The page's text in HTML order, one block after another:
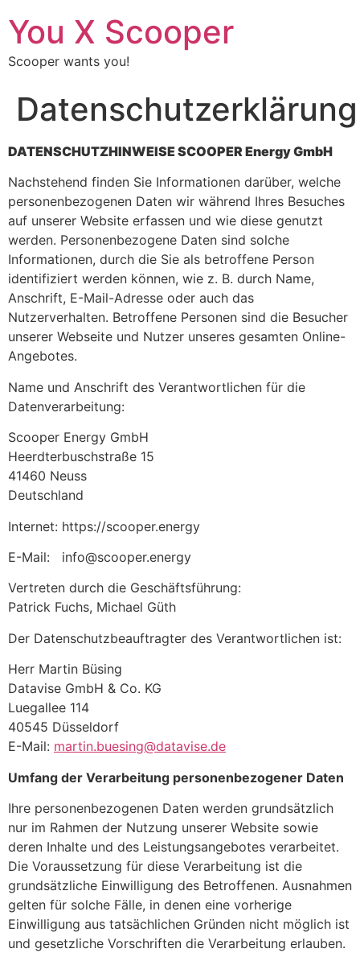
You X Scooper
Scooper wants you!
Datenschutzerklärung
DATENSCHUTZHINWEISE SCOOPER Energy GmbH
Nachstehend finden Sie Informationen darüber, welche
personenbezogenen Daten wir während Ihres Besuches
auf unserer Website erfassen und wie diese genutzt
werden. Personenbezogene Daten sind solche
Informationen, durch die Sie als betroffene Person
identifiziert werden können, wie z. B. durch Name,
Anschrift, E-Mail-Adresse oder auch das
Nutzerverhalten. Betroffene Personen sind die Besucher
unserer Webseite und Nutzer unseres gesamten Online-
Angebotes.
Name und Anschrift des Verantwortlichen für die
Datenverarbeitung:
Scooper Energy GmbH
Heerdterbuschstraße 15
41460 Neuss
Deutschland
Internet: https://scooper.energy
E-Mail: info@scooper.energy
Vertreten durch die Geschäftsführung:
Patrick Fuchs, Michael Güth
Der Datenschutzbeauftragter des Verantwortlichen ist:
Herr Martin Büsing
Datavise GmbH & Co. KG
Luegallee 114
40545 Düsseldorf
E-Mail: martin.buesing@datavise.de
Umfang der Verarbeitung personenbezogener Daten
Ihre personenbezogenen Daten werden grundsätzlich
nur im Rahmen der Nutzung unserer Website sowie
deren Inhalte und des Leistungsangebotes verarbeitet.
Die Voraussetzung für diese Verarbeitung ist die
grundsätzliche Einwilligung des Betroffenen. Ausnahmen
gelten für solche Fälle, in denen eine vorherige
Einwilligung aus tatsächlichen Gründen nicht möglich ist
und gesetzliche Vorschriften die Verarbeitung erlauben.